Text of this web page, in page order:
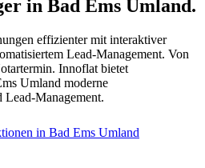
in Bad Ems Umland.
effizienter mit interaktiver
Lead-Management. Von
Innoflat bietet
Umland moderne
Management.
in Bad Ems Umland